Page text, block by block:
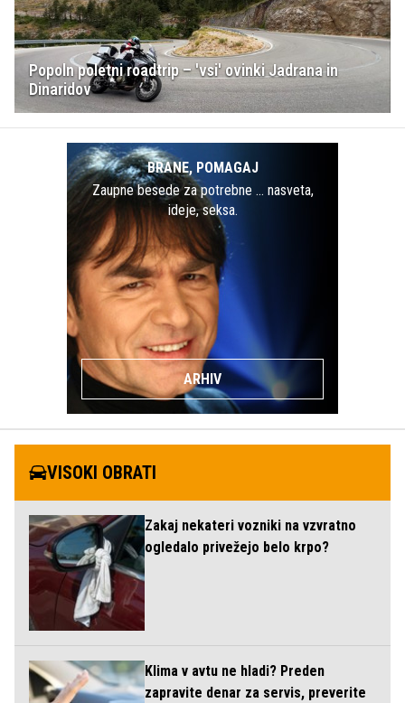
Popoln poletni roadtrip – 'vsi' ovinki Jadrana in
Dinaridov
BRANE, POMAGAJ
Zaupne besede za potrebne … nasveta,
ideje, seksa.
ARHIV
VISOKI OBRATI
Zakaj nekateri vozniki na vzvratno
ogledalo privežejo belo krpo?
Klima v avtu ne hladi? Preden
zapravite denar za servis, preverite